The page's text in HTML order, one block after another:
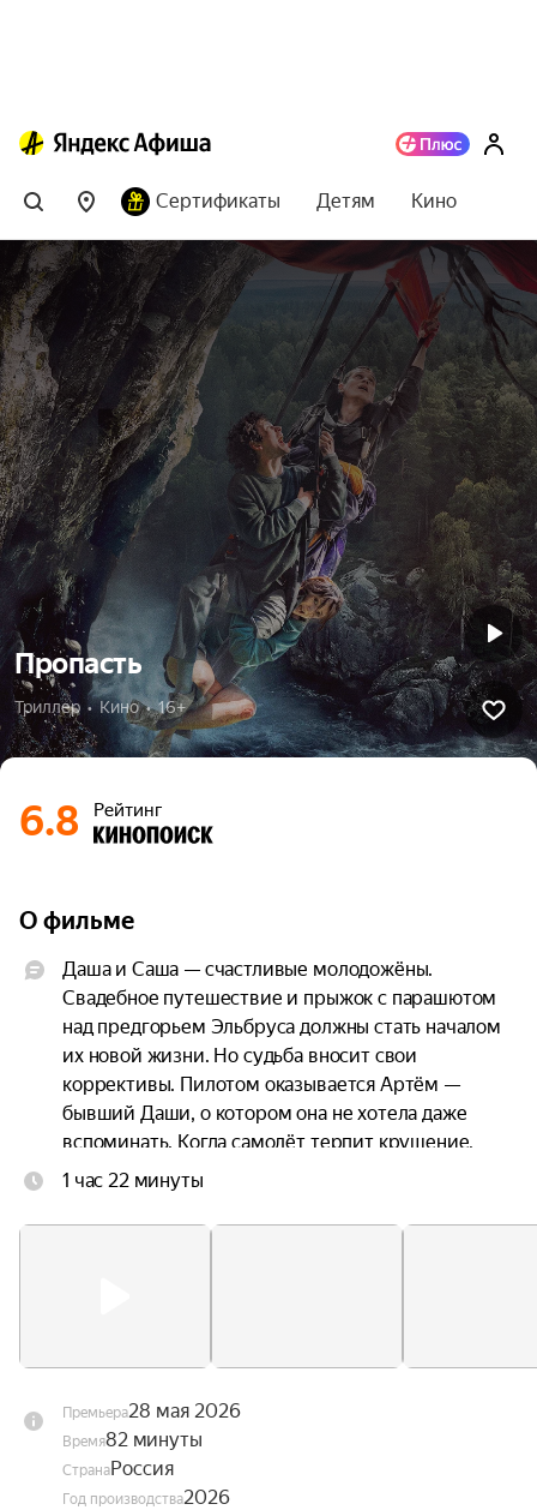
Сертификаты Детям Кино
Пропасть
Триллер  •  Кино  •  16+
6.8 Рейтинг
О фильме
Даша и Саша — счастливые молодожёны.
Свадебное путешествие и прыжок с парашютом
над предгорьем Эльбруса должны стать началом
их новой жизни. Но судьба вносит свои
коррективы. Пилотом оказывается Артём —
бывший Даши, о котором она не хотела даже
вспоминать. Когда самолёт терпит крушение,
троим приходится прыгать без подготовки.
— но оказываются подвешены над горной
1 час 22 минуты
Премьера28 мая 2026
Время82 минуты
СтранаРоссия
Год производства2026